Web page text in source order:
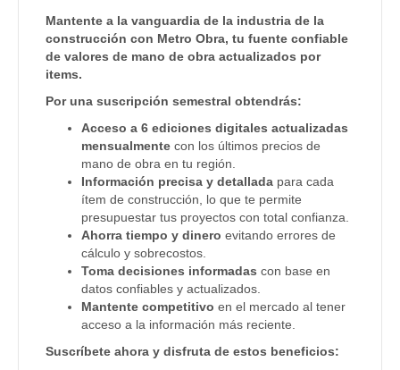
Mantente a la vanguardia de la industria de la
construcción con Metro Obra, tu fuente confiable
de valores de mano de obra actualizados por
items.
Por una suscripción semestral obtendrás:
Acceso a 6 ediciones digitales actualizadas
mensualmente con los últimos precios de
mano de obra en tu región.
Información precisa y detallada para cada
ítem de construcción, lo que te permite
presupuestar tus proyectos con total confianza.
Ahorra tiempo y dinero evitando errores de
cálculo y sobrecostos.
Toma decisiones informadas con base en
datos confiables y actualizados.
Mantente competitivo en el mercado al tener
acceso a la información más reciente.
Suscríbete ahora y disfruta de estos beneficios: